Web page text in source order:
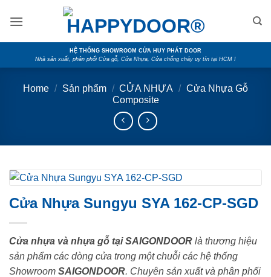
HỆ THỐNG SHOWROOM CỬA HUY PHÁT DOOR
Nhà sản xuất, phân phối Cửa gỗ, Cửa Nhựa, Cửa chống cháy uy tín tại HCM !
Home / Sản phẩm / CỬA NHỰA / Cửa Nhựa Gỗ
Composite
Cửa Nhựa Sungyu SYA 162-CP-SGD
Cửa nhựa và nhựa gỗ tại SAIGONDOOR là thương hiệu
sản phẩm các dòng cửa trong một chuỗi các hệ thống
Showroom SAIGONDOOR. Chuyên sản xuất và phân phối